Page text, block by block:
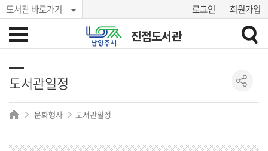
도서관 바로가기 로그인 회원가입
진접도서관
도서관일정
문화행사 도서관일정